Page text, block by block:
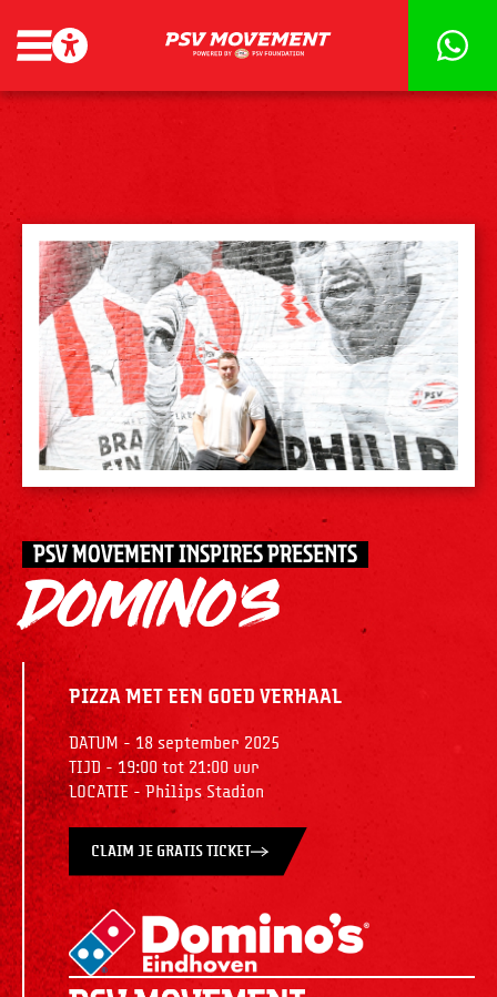
PSV MOVEMENT INSPIRES PRESENTS
DOMINO'S
PIZZA MET EEN GOED VERHAAL
DATUM - 18 september 2025
TIJD - 19:00 tot 21:00 uur
LOCATIE - Philips Stadion
CLAIM JE GRATIS TICKET